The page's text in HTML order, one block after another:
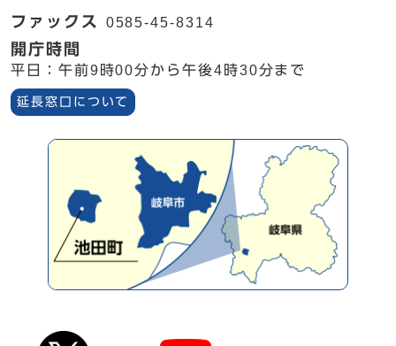
ファックス 0585-45-8314
開庁時間
平日：午前9時00分から午後4時30分まで
延長窓口について